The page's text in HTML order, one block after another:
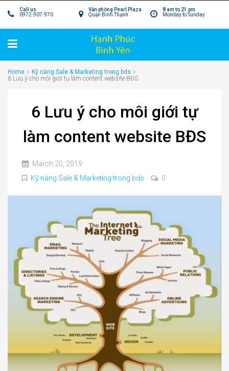
8 am to 21 pm
Monday to Sunday
Văn phòng Pearl Plaza
Quận Bình Thạnh
Call us
0972.907.970
Home
Kỹ năng Sale & Marketing trong bds
6 Lưu ý cho môi giới tự làm content website BĐS
6 Lưu ý cho môi giới tự
làm content website BĐS
March 20, 2019
Kỹ năng Sale & Marketing trong bds
0